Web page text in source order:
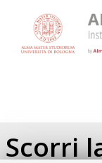
Scorri